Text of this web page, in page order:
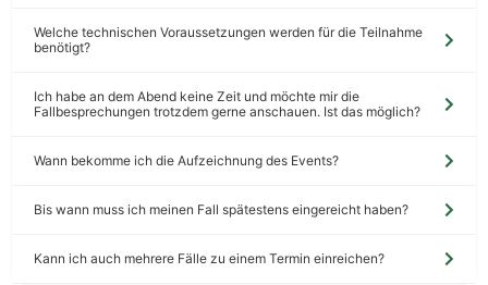
Welche technischen Voraussetzungen werden für die Teilnahme
benötigt?
Ich habe an dem Abend keine Zeit und möchte mir die
Fallbesprechungen trotzdem gerne anschauen. Ist das möglich?
Wann bekomme ich die Aufzeichnung des Events?
Bis wann muss ich meinen Fall spätestens eingereicht haben?
Kann ich auch mehrere Fälle zu einem Termin einreichen?